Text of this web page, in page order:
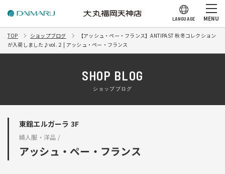
LANGUAGE MENU
TOP ショップブログ
【アッシュ・ペー・フランス】ANTIPAST 秋冬コレクション
が入荷しました♪vol.２ | アッシュ・ペー・フランス
SHOP BLOG
ショップブログ
東館エルガーラ 3F
婦人服・洋品 /
アッシュ・ペー・フランス